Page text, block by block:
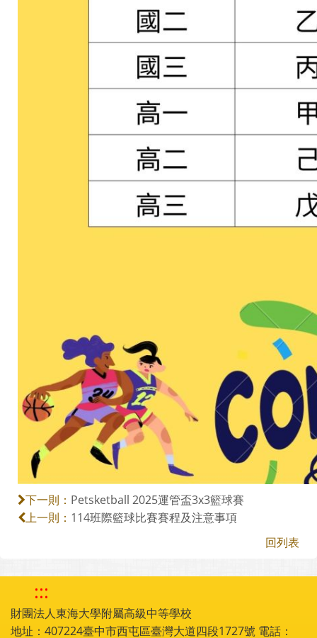
下一則： Petsketball 2025運管盃3x3籃球賽
上一則： 114班際籃球比賽賽程及注意事項
回列表
:::
財團法人東海大學附屬高級中等學校
地址：407224臺中市西屯區臺灣大道四段1727號 電話：